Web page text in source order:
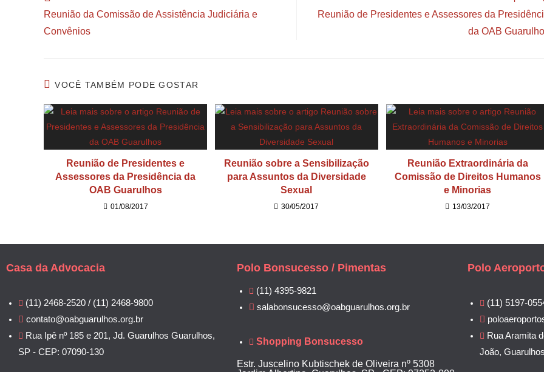
Reunião da Comissão de Assistência Judiciária e
Convênios
Reunião de Presidentes e Assessores da
da OAB
VOCÊ TAMBÉM PODE GOSTAR
Reunião de Presidentes e
Assessores da Presidência da
OAB Guarulhos
01/08/2017
Reunião sobre a Sensibilização
para Assuntos da Diversidade
Sexual
30/05/2017
Reunião Extraordinária da
Comissão de Direitos Humanos
e Minorias
13/03/2017
Casa da Advocacia
(11) 2468-2520 / (11) 2468-9800
contato@oabguarulhos.org.br
Rua Ipê nº 185 e 201, Jd. Guarulhos Guarulhos,
SP - CEP: 07090-130
Polo Bonsucesso / Pimentas
(11) 4395-9821
salabonsucesso@oabguarulhos.org.br
Shopping Bonsucesso
Estr. Juscelino Kubtischek de Oliveira nº 5308
Polo
(11) 5197-
Rua Aramita
João,